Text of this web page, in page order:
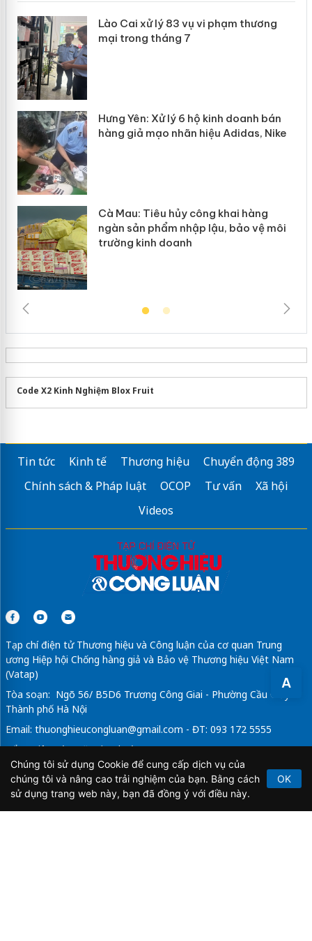
A
Lào Cai xử lý 83 vụ vi phạm thương
mại trong tháng 7
Hưng Yên: Xử lý 6 hộ kinh doanh bán
hàng giả mạo nhãn hiệu Adidas, Nike
Cà Mau: Tiêu hủy công khai hàng
ngàn sản phẩm nhập lậu, bảo vệ môi
trường kinh doanh
Code X2 Kinh Nghiệm Blox Fruit
Tin tức Kinh tế Thương hiệu
Chuyển động 389
Chính sách & Pháp luật
OCOP Tư vấn
Xã hội
Videos
Tạp chí điện tử Thương hiệu và Công luận của cơ quan Trung
ương Hiệp hội Chống hàng giả và Bảo vệ Thương hiệu Việt Nam
(Vatap)
Tòa soạn: Ngõ 56/ B5D6 Trương Công Giai - Phường Cầu Giấy -
Thành phố Hà Nội
Email: thuonghieucongluan@gmail.com - ĐT: 093 172 5555
Tổng Biên Tập: Vũ Đức Thuận
Giấy phép hoạt động báo chí điện tử số 64/GP-BTTTT do Bộ
Thông tin và Truyền thông cấp ngày 21/2/2020.
Chúng tôi sử dụng Cookie để cung cấp dịch vụ của
chúng tôi và nâng cao trải nghiệm của bạn. Bằng cách
sử dụng trang web này, bạn đã đồng ý với điều này.
OK